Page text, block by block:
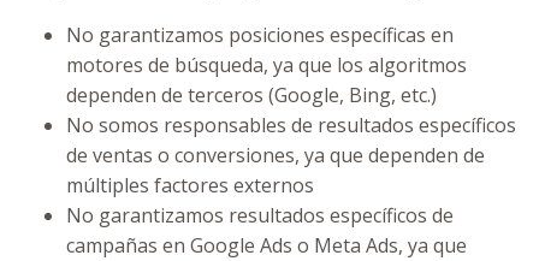
No garantizamos posiciones específicas en
motores de búsqueda, ya que los algoritmos
dependen de terceros (Google, Bing, etc.)
No somos responsables de resultados específicos
de ventas o conversiones, ya que dependen de
múltiples factores externos
No garantizamos resultados específicos de
campañas en Google Ads o Meta Ads, ya que